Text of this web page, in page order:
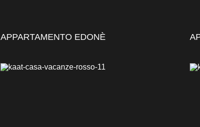
APPARTAMENTO EDONÈ